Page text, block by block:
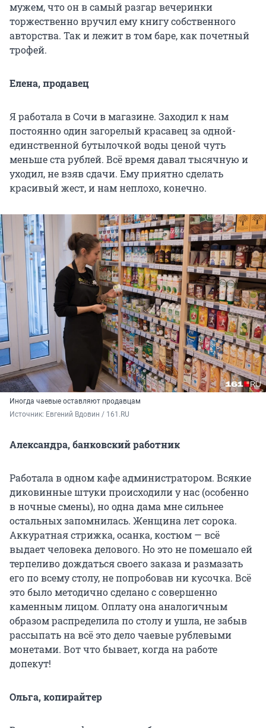
мужем, что он в самый разгар вечеринки
торжественно вручил ему книгу собственного
авторства. Так и лежит в том баре, как почетный
трофей.
Елена, продавец
Я работала в Сочи в магазине. Заходил к нам
постоянно один загорелый красавец за одной-
единственной бутылочкой воды ценой чуть
меньше ста рублей. Всё время давал тысячную и
уходил, не взяв сдачи. Ему приятно сделать
красивый жест, и нам неплохо, конечно.
Иногда чаевые оставляют продавцам
Источник: Евгений Вдовин / 161.RU
Александра, банковский работник
Работала в одном кафе администратором. Всякие
диковинные штуки происходили у нас (особенно
в ночные смены), но одна дама мне сильнее
остальных запомнилась. Женщина лет сорока.
Аккуратная стрижка, осанка, костюм — всё
выдает человека делового. Но это не помешало ей
терпеливо дождаться своего заказа и размазать
его по всему столу, не попробовав ни кусочка. Всё
это было методично сделано с совершенно
каменным лицом. Оплату она аналогичным
образом распределила по столу и ушла, не забыв
рассыпать на всё это дело чаевые рублевыми
монетами. Вот что бывает, когда на работе
допекут!
Ольга, копирайтер